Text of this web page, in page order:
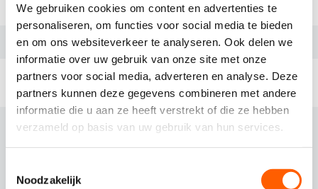
We gebruiken cookies om content en advertenties te
personaliseren, om functies voor social media te bieden
en om ons websiteverkeer te analyseren. Ook delen we
informatie over uw gebruik van onze site met onze
partners voor social media, adverteren en analyse. Deze
partners kunnen deze gegevens combineren met andere
informatie die u aan ze heeft verstrekt of die ze hebben
verzameld op basis van uw gebruik van hun services.
Noodzakelijk
RELEVANTE VACATURES
Ecoloog in Woerden
Full time, Part time (32-40 uur)
Woerden